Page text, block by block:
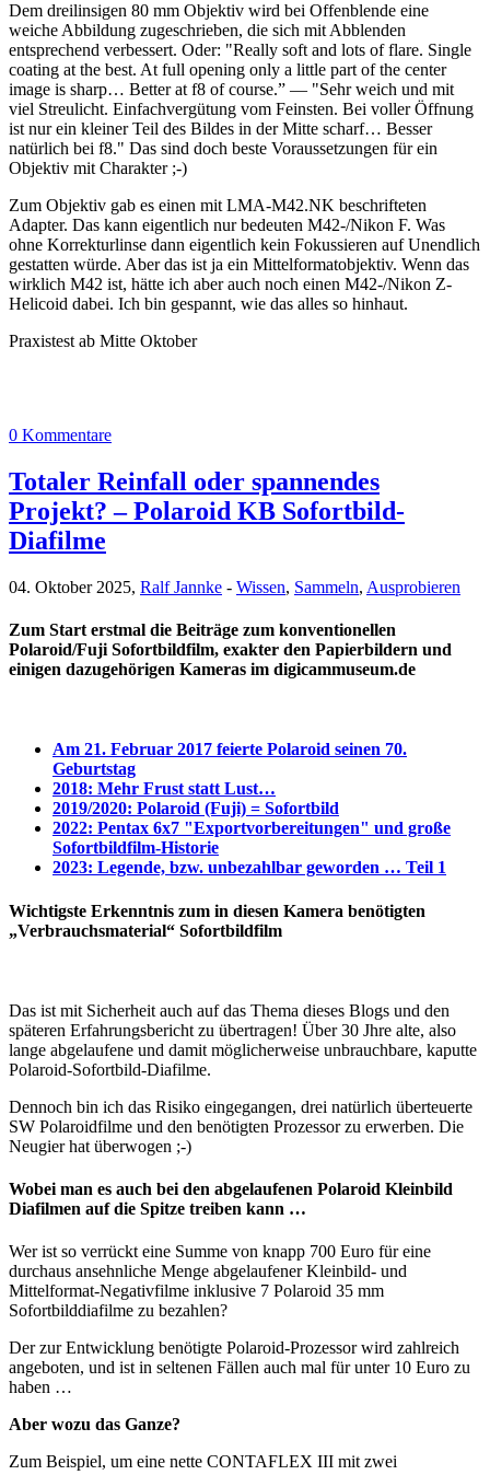
Dem dreilinsigen 80 mm Objektiv wird bei Offenblende eine
weiche Abbildung zugeschrieben, die sich mit Abblenden
entsprechend verbessert. Oder: "Really soft and lots of flare. Single
coating at the best. At full opening only a little part of the center
image is sharp… Better at f8 of course.” — "Sehr weich und mit
viel Streulicht. Einfachvergütung vom Feinsten. Bei voller Öffnung
ist nur ein kleiner Teil des Bildes in der Mitte scharf… Besser
natürlich bei f8." Das sind doch beste Voraussetzungen für ein
Objektiv mit Charakter ;-)
Zum Objektiv gab es einen mit LMA-M42.NK beschrifteten
Adapter. Das kann eigentlich nur bedeuten M42-/Nikon F. Was
ohne Korrekturlinse dann eigentlich kein Fokussieren auf Unendlich
gestatten würde. Aber das ist ja ein Mittelformatobjektiv. Wenn das
wirklich M42 ist, hätte ich aber auch noch einen M42-/Nikon Z-
Helicoid dabei. Ich bin gespannt, wie das alles so hinhaut.
Praxistest ab Mitte Oktober
0 Kommentare
Totaler Reinfall oder spannendes
Projekt? – Polaroid KB Sofortbild-
Diafilme
04. Oktober 2025, Ralf Jannke - Wissen, Sammeln, Ausprobieren
Zum Start erstmal die Beiträge zum konventionellen
Polaroid/Fuji Sofortbildfilm, exakter den Papierbildern und
einigen dazugehörigen Kameras im digicammuseum.de
Am 21. Februar 2017 feierte Polaroid seinen 70.
Geburtstag
2018: Mehr Frust statt Lust…
2019/2020: Polaroid (Fuji) = Sofortbild
2022: Pentax 6x7 "Exportvorbereitungen" und große
Sofortbildfilm-Historie
2023: Legende, bzw. unbezahlbar geworden … Teil 1
Wichtigste Erkenntnis zum in diesen Kamera benötigten
„Verbrauchsmaterial“ Sofortbildfilm
Das ist mit Sicherheit auch auf das Thema dieses Blogs und den
späteren Erfahrungsbericht zu übertragen! Über 30 Jhre alte, also
lange abgelaufene und damit möglicherweise unbrauchbare, kaputte
Polaroid-Sofortbild-Diafilme.
Dennoch bin ich das Risiko eingegangen, drei natürlich überteuerte
SW Polaroidfilme und den benötigten Prozessor zu erwerben. Die
Neugier hat überwogen ;-)
Wobei man es auch bei den abgelaufenen Polaroid Kleinbild
Diafilmen auf die Spitze treiben kann …
Wer ist so verrückt eine Summe von knapp 700 Euro für eine
durchaus ansehnliche Menge abgelaufener Kleinbild- und
Mittelformat-Negativfilme inklusive 7 Polaroid 35 mm
Sofortbilddiafilme zu bezahlen?
Der zur Entwicklung benötigte Polaroid-Prozessor wird zahlreich
angeboten, und ist in seltenen Fällen auch mal für unter 10 Euro zu
haben …
Aber wozu das Ganze?
Zum Beispiel, um eine nette CONTAFLEX III mit zwei